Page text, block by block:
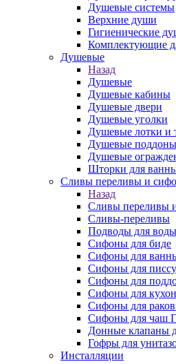
Душевые системы
Верхние души
Гигиенические
Комплектующие
Душевые
Назад
Душевые
Душевые кабины
Душевые двери
Душевые уголки
Душевые лотки и
Душевые поддоны
Душевые
Шторки для
Сливы переливы и
Назад
Сливы переливы
Сливы-переливы
Подводы для воды
Сифоны для биде
Сифоны для
Сифоны для
Сифоны для
Сифоны для
Сифоны для
Сифоны для чаш
Донные клапаны
Гофры для
Инсталляции